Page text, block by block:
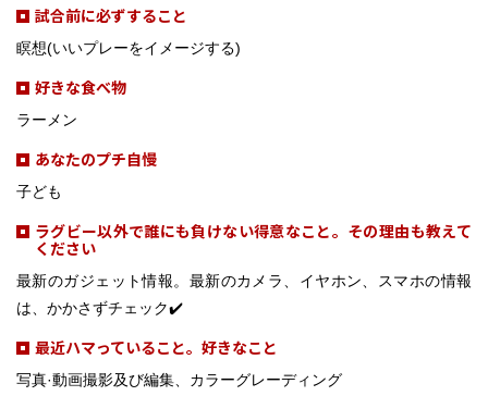
試合前に必ずすること
瞑想(いいプレーをイメージする)
好きな食べ物
ラーメン
あなたのプチ自慢
子ども
ラグビー以外で誰にも負けない得意なこと。その理由も教えて
ください
最新のガジェット情報。最新のカメラ、イヤホン、スマホの情報
は、かかさずチェック✔️
最近ハマっていること。好きなこと
写真·動画撮影及び編集、カラーグレーディング